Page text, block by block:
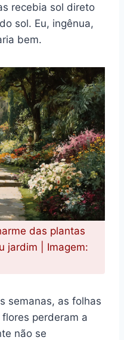
recebia sol direto
sol. Eu, ingênua,
bem.
das plantas
jardim | Imagem:
semanas, as folhas
perderam a
não se